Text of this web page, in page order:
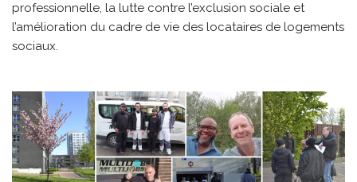
professionnelle, la lutte contre l’exclusion sociale et
l’amélioration du cadre de vie des locataires de logements
sociaux.